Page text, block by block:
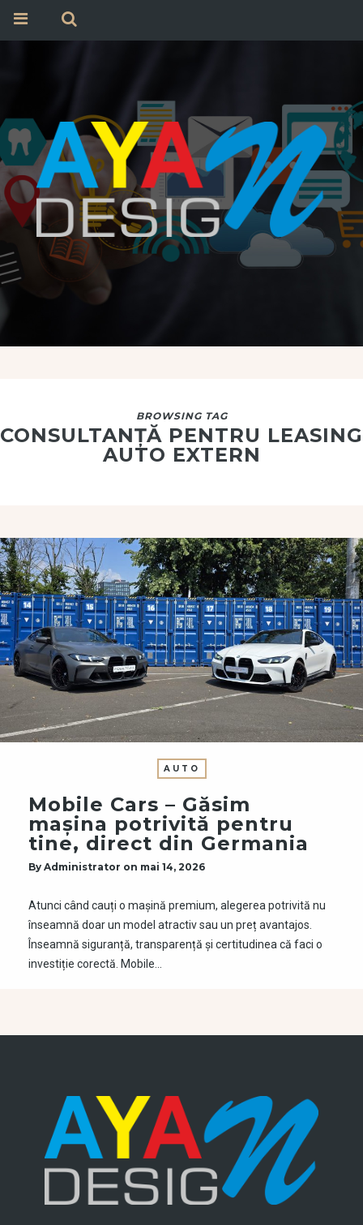
BROWSING TAG
CONSULTANȚĂ PENTRU LEASING
AUTO EXTERN
AUTO
Mobile Cars – Găsim
mașina potrivită pentru
tine, direct din Germania
By Administrator on mai 14, 2026
Atunci când cauți o mașină premium, alegerea potrivită nu
înseamnă doar un model atractiv sau un preț avantajos.
Înseamnă siguranță, transparență și certitudinea că faci o
investiție corectă. Mobile…